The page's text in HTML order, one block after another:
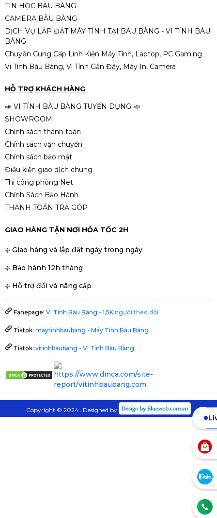
TIN HỌC BÀU BÀNG
CAMERA BÀU BÀNG
DỊCH VỤ LẮP ĐẶT MÁY TÍNH TẠI BÀU BÀNG - VI TÍNH BÀU
BÀNG
Chuyên Cung Cấp Linh Kiện Máy Tính, Laptop, PC Gaming
Vi Tính Bàu Bàng, Vi Tính Gần Đây, Máy In, Camera
HỖ TRỢ KHÁCH HÀNG
📣 VI TÍNH BÀU BÀNG TUYỂN DỤNG 📣
SHOWROOM
Chính sách thanh toán
Chính sách vận chuyển
Chính sách bảo mật
Điều kiện giao dịch chung
Thi công phòng Net
Chính Sách Bảo Hành
THANH TOÁN TRẢ GÓP
GIAO HÀNG TẬN NƠI HỎA TỐC 2H
❇️ Giao hàng và lắp đặt ngày trong ngày
❇️ Bảo hành 12h tháng
❇️ Hỗ trợ đổi và nâng cấp
Fanepage: Vi Tính Bàu Bàng - 1,5K người theo dõi
Tiktok: maytinhbaubang - Máy Tính Bàu Bàng
Tiktok: vitinhbaubang - Vi Tính Bàu Bàng
Copyright © 2024 . Designed by